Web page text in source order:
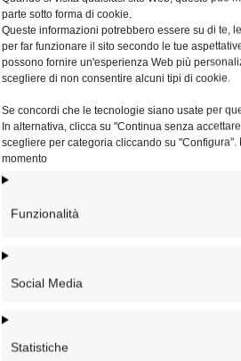
parte sotto forma di cookie.
Queste informazioni potrebbero essere su di te,
per far funzionare il sito secondo le tue
possono fornire un'esperienza Web più
scegliere di non consentire alcuni tipi di cookie.
Se concordi che le tecnologie siano usate per
In alternativa, clicca su "Continua senza
scegliere per categoria cliccando su
momento
Funzionalità
Social Media
Statistiche
proprio impegno a favore del dialogo e
sua patria una possibilità di vita
prossimo 15 giugno in tutta Italia e, a
, d’intesa conMasci(Movimento
di Roma e oltre 30 associazioni